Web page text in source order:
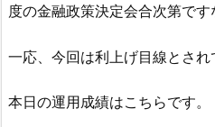
度の金融政策決定会合次第です
一応、今回は利上げ目線とされ
本日の運用成績はこちらです。